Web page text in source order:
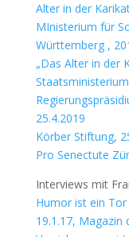
Alter in der
MInisterium für
Württemberg ,
„Das Alter in der
25.4.2019
Körber Stiftung,
Pro Senectute
Interviews mit
Humor ist ein
19.1.17, Magazin